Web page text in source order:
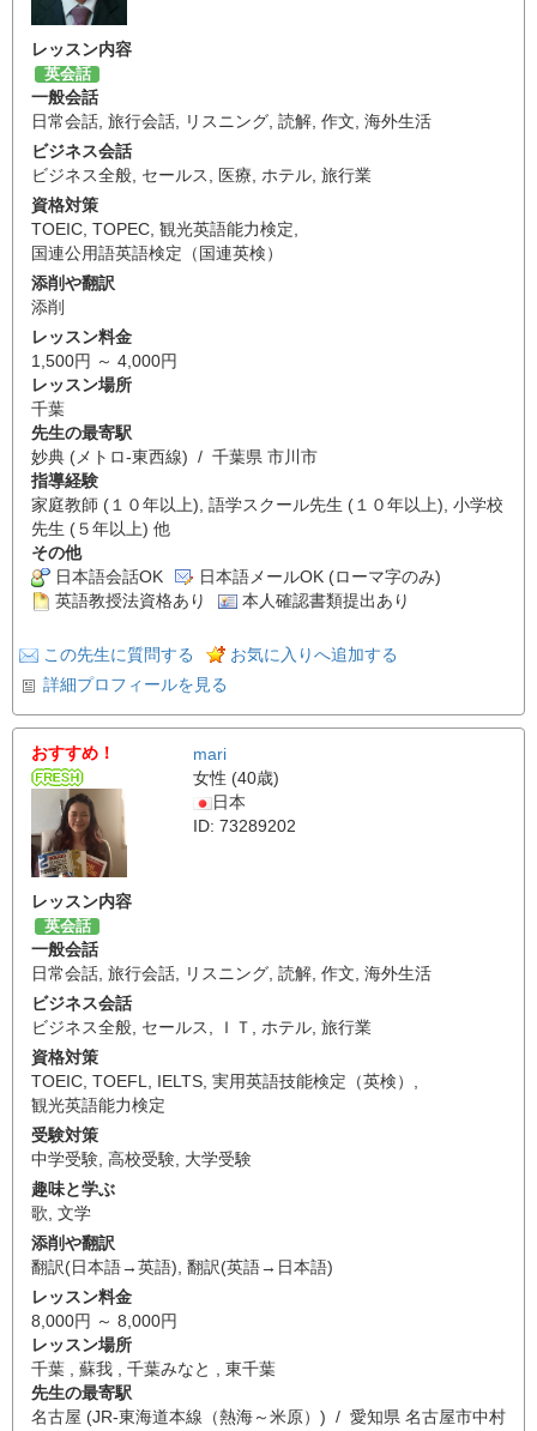
レッスン内容
英会話
一般会話
日常会話 旅行会話 リスニング 読解 作文 海外生活
ビジネス会話
ビジネス全般 セールス 医療 ホテル 旅行業
資格対策
TOEIC TOPEC 観光英語能力検定
国連公用語英語検定（国連英検）
添削や翻訳
添削
レッスン料金
1,500円 ～ 4,000円
レッスン場所
千葉
先生の最寄駅
妙典 (メトロ-東西線) / 千葉県 市川市
指導経験
家庭教師 (１０年以上), 語学スクール先生 (１０年以上), 小学校
先生 (５年以上) 他
その他
日本語会話OK
日本語メールOK (ローマ字のみ)
英語教授法資格あり
本人確認書類提出あり
この先生に質問する
お気に入りへ追加する
詳細プロフィールを見る
おすすめ！
mari
女性 (40歳)
日本
ID: 73289202
レッスン内容
英会話
一般会話
日常会話, 旅行会話, リスニング, 読解, 作文, 海外生活
ビジネス会話
ビジネス全般, セールス, ＩＴ , ホテル, 旅行業
資格対策
TOEIC, TOEFL, IELTS, 実用英語技能検定（英検） ,
観光英語能力検定
受験対策
中学受験, 高校受験, 大学受験
趣味と学ぶ
歌, 文学
添削や翻訳
翻訳(日本語→英語), 翻訳(英語→日本語)
レッスン料金
8,000円 ～ 8,000円
レッスン場所
千葉 , 蘇我 , 千葉みなと , 東千葉
先生の最寄駅
名古屋 (JR-東海道本線（熱海～米原）) / 愛知県 名古屋市中村